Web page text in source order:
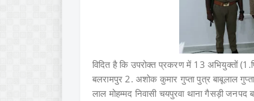
विदित है कि उपरोक्त प्रकरण में 13 अभियुक्तों
बलरामपुर 2. अशोक कुमार गुप्ता पुत्र बाबूलाल
लाल मोहम्मद निवासी चयपुरवा थाना गैसड़ी